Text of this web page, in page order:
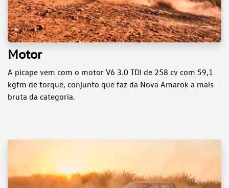
Motor
A picape vem com o motor V6 3.0 TDI de 258 cv com 59,1
kgfm de torque, conjunto que faz da Nova Amarok a mais
bruta da categoria.